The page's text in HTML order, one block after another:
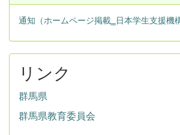
通知（ホームページ掲載‗日本学生支援機
リンク
群馬県
群馬県教育委員会